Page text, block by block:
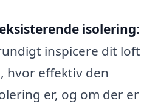
isolering:
inspicere dit loft
hvor effektiv den
er, og om der er